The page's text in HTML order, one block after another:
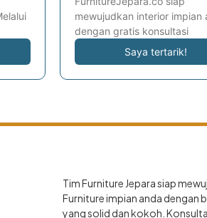
mewujudkan interior impian
dengan gratis konsultasi
Saya tertarik!
Tim Furniture Jepara siap
Furniture impian anda dengan
yang solid dan kokoh.